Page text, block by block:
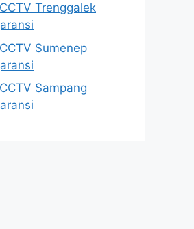
Trenggalek
Sumenep
Sampang